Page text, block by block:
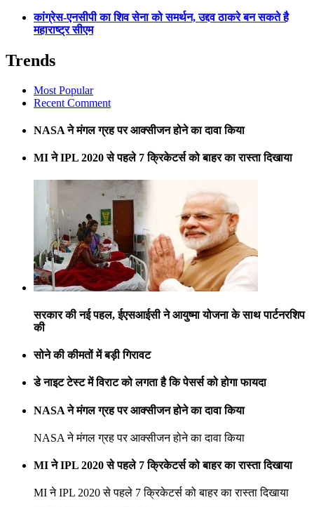
कांग्रेस-एनसीपी का शिव सेना को समर्थन, उद्दव ठाकरे बन सकते है
महाराष्ट्र सीएम
Trends
Most Popular
Recent Comment
NASA ने मंगल ग्रह पर आक्सीजन होने का दावा किया
MI ने IPL 2020 से पहले 7 क्रिकेटर्स को बाहर का रास्ता दिखाया
सरकार की नई पहल, ईएसआईसी ने आयुष्मा योजना के साथ पार्टनरशिप
की
सोने की कीमतों में बड़ी गिरावट
डे नाइट टेस्ट में विराट को लगता है कि पेसर्स को होगा फायदा
NASA ने मंगल ग्रह पर आक्सीजन होने का दावा किया
NASA ने मंगल ग्रह पर आक्सीजन होने का दावा किया
MI ने IPL 2020 से पहले 7 क्रिकेटर्स को बाहर का रास्ता दिखाया
MI ने IPL 2020 से पहले 7 क्रिकेटर्स को बाहर का रास्ता दिखाया